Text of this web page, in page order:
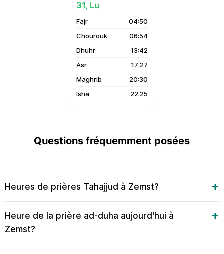
31, Lu
04:50
06:54
13:42
17:27
20:30
22:25
Questions fréquemment posées
Heures de prières Tahajjud à Zemst?
Heure de la prière ad-duha aujourd'hui à
Zemst?